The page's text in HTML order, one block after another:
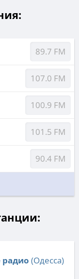
89.7 FM
107.0 FM
100.9 FM
101.5 FM
90.4 FM
радио (Одесса)